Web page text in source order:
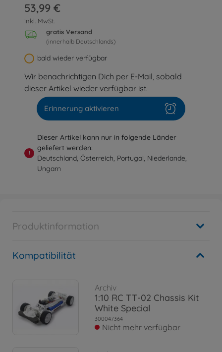
53,99 €
inkl. MwSt.
gratis Versand
(innerhalb Deutschlands)
bald wieder verfügbar
Wir benachrichtigen Dich per E-Mail, sobald
dieser Artikel wieder verfügbar ist.
Erinnerung aktivieren
!
Dieser Artikel kann nur in folgende Länder
geliefert werden:
Deutschland, Österreich, Portugal, Niederlande,
Ungarn
Produktinformation
Kompatibilität
Archiv
1:10 RC TT-02 Chassis Kit
White Special
300047364
Nicht mehr verfügbar